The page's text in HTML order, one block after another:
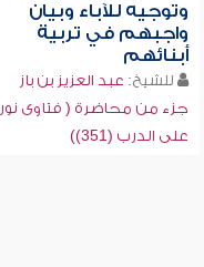
وتوجيه للآباء وبيان
واجبهم في تربية
أبنائهم
للشيخ: عبد العزيز بن باز
جزء من محاضرة ( فتاوى نور
على الدرب (351))